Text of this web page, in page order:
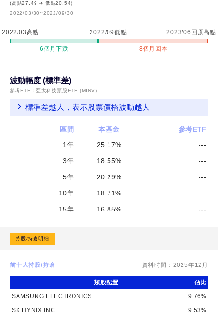
(高點27.49 ➔ 低點20.54)
2022/03/30~2022/09/30
2022/03高點 2022/09低點
6個月下跌
2023/06回原高點
8個月回本
波動幅度 (標準差)
參考ETF： 亞太科技類股ETF (MINV)
標準差越大，表示股票價格波動越大
區間 本基金
參考ETF
1年
25.17% ---
3年 18.55% ---
5年 20.29% ---
10年 18.71% ---
15年 16.85% ---
持股/持倉明細
前十大持股/持倉 資料時間： 2025年12月
類股配置
佔比
SAMSUNG ELECTRONICS
9.76%
SK HYNIX INC 9.53%